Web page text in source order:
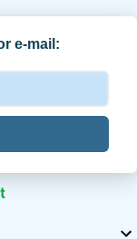
e-mail: